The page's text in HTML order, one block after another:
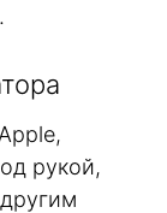
рукой,